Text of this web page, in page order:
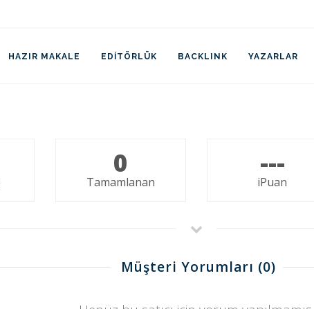
HAZIR MAKALE EDITÖRLÜK BACKLINK YAZARLAR
0
Tamamlanan
---
iPuan
Müşteri Yorumları (0)